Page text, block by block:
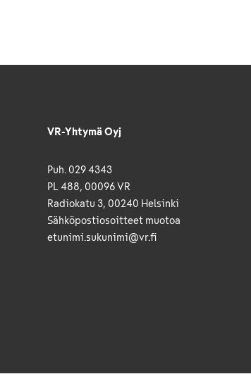
VR-Yhtymä Oyj
Puh. 029 4343
PL 488, 00096 VR
Radiokatu 3, 00240 Helsinki
Sähkö­posti­osoitteet muotoa
etunimi.sukunimi@vr.fi